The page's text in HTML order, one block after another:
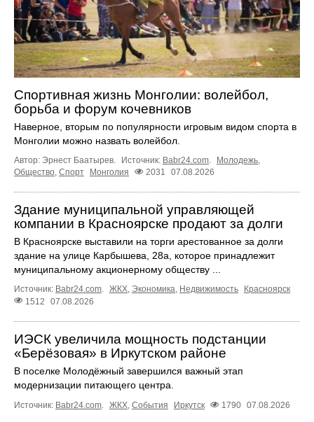
Спортивная жизнь Монголии: волейбол,
борьба и форум кочевников
Наверное, вторым по популярности игровым видом спорта в
Монголии можно назвать волейбол.
Автор: Эрнест Баатырев. Источник: Babr24.com. Молодежь,
Общество, Спорт Монголия 2031 07.08.2026
Здание муниципальной управляющей
компании в Красноярске продают за долги
В Красноярске выставили на торги арестованное за долги
здание на улице Карбышева, 28а, которое принадлежит
муниципальному акционерному обществу ...
Источник: Babr24.com. ЖКХ, Экономика, Недвижимость
Красноярск
1512
07.08.2026
ИЭСК увеличила мощность подстанции
«Берёзовая» в Иркутском районе
В поселке Молодёжный завершился важный этап
модернизации питающего центра.
Источник: Babr24.com ЖКХ События Иркутск 1790 07.08.2026